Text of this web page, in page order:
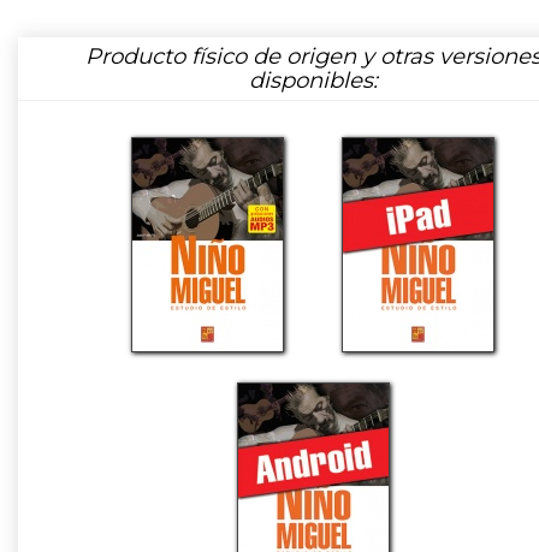
Producto físico de origen y otras
disponibles: